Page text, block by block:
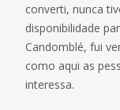
converti, nunca
disponibilidade
Candomblé, fui
como aqui as
interessa.